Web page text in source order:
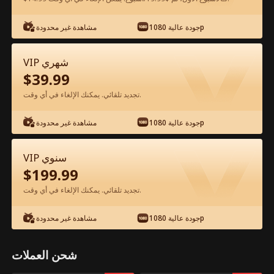
شاهد مجانًا في التطبيق
1-50 51-88
29 30 32
مشاهدة غير محدودة جودة عالية 1080p
VIP شهري
$39.99
تجديد تلقائي. يمكنك الإلغاء في أي وقت.
مشاهدة غير محدودة جودة عالية 1080p
VIP سنوي
$199.99
تجديد تلقائي. يمكنك الإلغاء في أي وقت.
مشاهدة غير محدودة جودة عالية 1080p
شحن العملات